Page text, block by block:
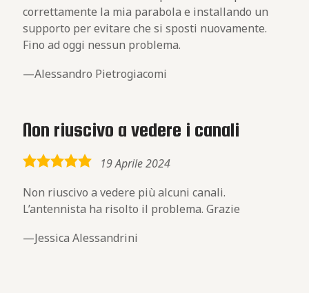
correttamente la mia parabola e installando un
supporto per evitare che si sposti nuovamente.
Fino ad oggi nessun problema.
Alessandro Pietrogiacomi
Non riuscivo a vedere i canali
5,0
19 Aprile 2024
Non riuscivo a vedere più alcuni canali.
L’antennista ha risolto il problema. Grazie
Jessica Alessandrini